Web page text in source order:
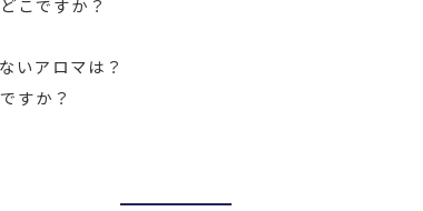
いアロマは？
すか？